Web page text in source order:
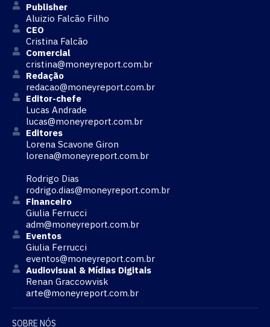
Publisher
Aluizio Falcão Filho
CEO
Cristina Falcão
Comercial
cristina@moneyreport.com.br
Redação
redacao@moneyreport.com.br
Editor-chefe
Lucas Andrade
lucas@moneyreport.com.br
Editores
Lorena Scavone Giron
lorena@moneyreport.com.br
Rodrigo Dias
rodrigo.dias@moneyreport.com.br
Financeiro
Giulia Ferrucci
adm@moneyreport.com.br
Eventos
Giulia Ferrucci
eventos@moneyreport.com.br
Audiovisual & Mídias Digitais
Renan Graccowvisk
arte@moneyreport.com.br
SOBRE NÓS